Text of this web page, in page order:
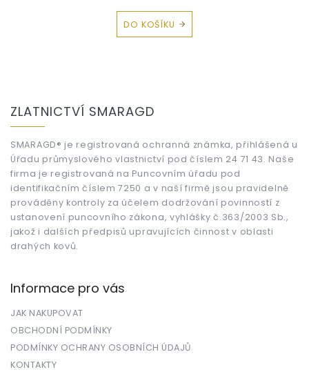
DO KOŠÍKU
ZLATNICTVÍ SMARAGD
SMARAGD® je registrovaná ochranná známka, přihlášená u
Úřadu průmyslového vlastnictví pod číslem 24 71 43. Naše
firma je registrovaná na Puncovním úřadu pod
identifikačním číslem 7250 a v naší firmě jsou pravidelně
prováděny kontroly za účelem dodržování povinností z
ustanovení puncovního zákona, vyhlášky č.363/2003 Sb.,
jakož i dalších předpisů upravujících činnost v oblasti
drahých kovů.
Informace pro vás
JAK NAKUPOVAT
OBCHODNÍ PODMÍNKY
PODMÍNKY OCHRANY OSOBNÍCH ÚDAJŮ
KONTAKTY